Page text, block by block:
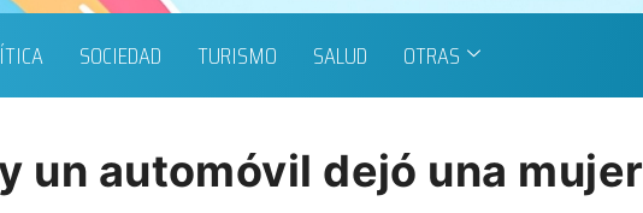
SOCIEDAD TURISMO SALUD OTRAS
un automóvil dejó una mujer